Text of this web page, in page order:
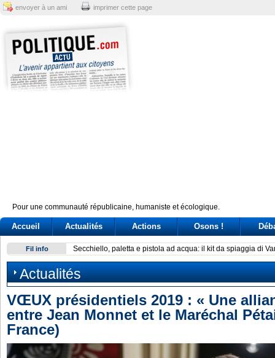
envoyer à un ami imprimer cette page
Pour une communauté républicaine, humaniste et écologique.
Accueil Actualités Actions Osons !
Fil info Secchiello, paletta e pistola ad acqua: il kit da spiaggia di
Actualités
VŒUX présidentiels 2019 : « Une
entre Jean Monnet et le Maréchal
France)